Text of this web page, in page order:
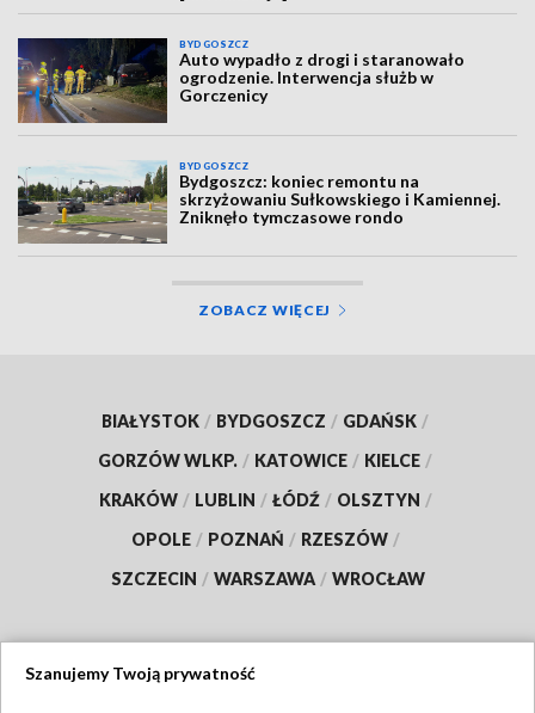
BYDGOSZCZ
Auto wypadło z drogi i staranowało
ogrodzenie. Interwencja służb w
Gorczenicy
BYDGOSZCZ
Bydgoszcz: koniec remontu na
skrzyżowaniu Sułkowskiego i Kamiennej.
Zniknęło tymczasowe rondo
ZOBACZ WIĘCEJ
BIAŁYSTOK / BYDGOSZCZ / GDAŃSK /
GORZÓW WLKP. / KATOWICE / KIELCE /
KRAKÓW / LUBLIN / ŁÓDŹ / OLSZTYN /
OPOLE / POZNAŃ / RZESZÓW /
SZCZECIN / WARSZAWA / WROCŁAW
Szanujemy Twoją prywatność